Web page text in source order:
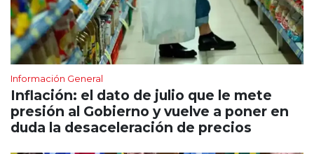
Información General
Inflación: el dato de julio que le mete
presión al Gobierno y vuelve a poner en
duda la desaceleración de precios